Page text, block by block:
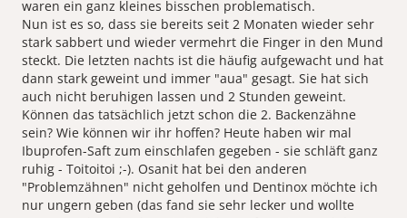
waren ein ganz kleines bisschen problematisch.
Nun ist es so, dass sie bereits seit 2 Monaten wieder sehr
stark sabbert und wieder vermehrt die Finger in den Mund
steckt. Die letzten nachts ist die häufig aufgewacht und hat
dann stark geweint und immer "aua" gesagt. Sie hat sich
auch nicht beruhigen lassen und 2 Stunden geweint.
Können das tatsächlich jetzt schon die 2. Backenzähne
sein? Wie können wir ihr hoffen? Heute haben wir mal
Ibuprofen-Saft zum einschlafen gegeben - sie schläft ganz
ruhig - Toitoitoi ;-). Osanit hat bei den anderen
"Problemzähnen" nicht geholfen und Dentinox möchte ich
nur ungern geben (das fand sie sehr lecker und wollte